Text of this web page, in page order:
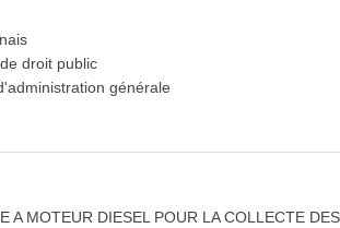
droit public
générale
A MOTEUR DIESEL POUR LA COLLECTE